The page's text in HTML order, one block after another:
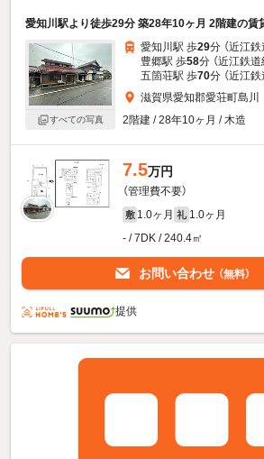
愛知川駅より徒歩29分 築28年10ヶ月 2階建の賃
すべての写真
愛知川駅 歩29分 （近江鉄
豊郷駅 歩58分 （近江鉄道
五箇荘駅 歩70分 （近江鉄
滋賀県愛知郡愛荘町島川
2階建 / 28年10ヶ月 / 木造
7.5万円
（管理費不要）
敷 1.0ヶ月 礼 1.0ヶ月
- / 7DK / 240.4㎡
お問い合わせ （無料）
提供